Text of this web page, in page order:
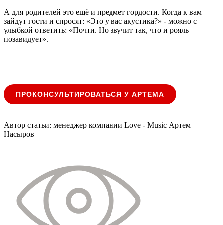
А для родителей это ещё и предмет гордости. Когда к вам
зайдут гости и спросят: «Это у вас акустика?» - можно с
улыбкой ответить: «Почти. Но звучит так, что и рояль
позавидует».
ПРОКОНСУЛЬТИРОВАТЬСЯ У АРТЕМА
Автор статьи: менеджер компании Love - Music Артем
Насыров